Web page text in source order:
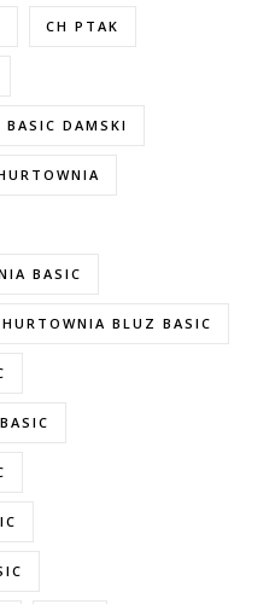
CH PTAK
DAMSKI
BASIC
HURTOWNIA BLUZ BASIC